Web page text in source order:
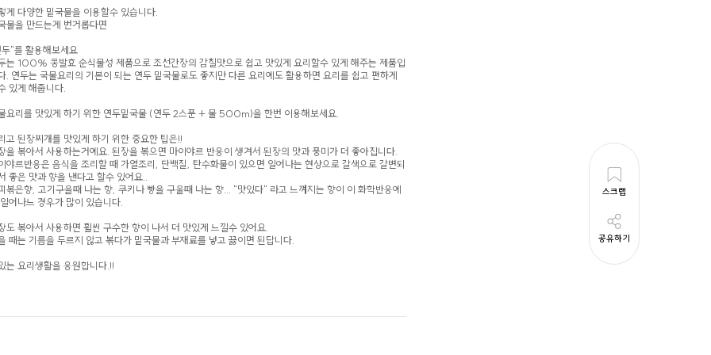
스크랩
공유하기
게 다양한 밑국물을 이용할수 있습니다.
물을 만드는게 번거롭다면
"를 활용해보세요
는 100% 콩발효 순식물성 제품으로 조선간장의 감칠맛으로 쉽고 맛있게 요리할수 있게 해주는 제품입
. 연두는 국물요리의 기본이 되는 연두 밑국물로도 좋지만 다른 요리에도 활용하면 요리를 쉽고 편하게
있게 해줍니다.
요리를 맛있게 하기 위한 연두밑국물 (연두 2스푼 + 물 500m)을 한번 이용해보세요.
고 된장찌개를 맛있게 하기 위한 중요한 팁은!!
을 볶아서 사용하는거에요. 된장을 볶으면 마이야르 반응이 생겨서 된장의 맛과 풍미가 더 좋아집니다.
야르반응은 음식을 조리할 때 가열조리, 단백질, 탄수화물이 있으면 일어나는 현상으로 갈색으로 갈변되
좋은 맛과 향을 낸다고 할수 있어요..
볶은향, 고기구을때 나는 향, 쿠키나 빵을 구울때 나는 향... "맛있다" 라고 느껴지는 향이 이 화학반응에
어나느 경우가 많이 있습니다.
도 볶아서 사용하면 휠씬 구수한 향이 나서 더 맛있게 느낄수 있어요.
때는 기름을 두르지 않고 볶다가 밑국물과 부재료를 넣고 끓이면 된답니다.
는 요리생활을 응원합니다.!!